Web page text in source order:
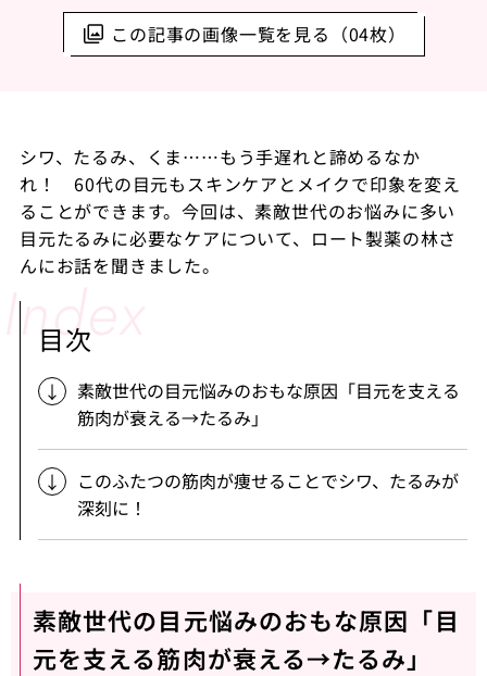
この記事の画像一覧を見る（04枚）
シワ、たるみ、くま……もう手遅れと諦めるなか
れ！ 60代の目元もスキンケアとメイクで印象を変え
ることができます。今回は、素敵世代のお悩みに多い
目元たるみに必要なケアについて、ロート製薬の林さ
んにお話を聞きました。
目次
素敵世代の目元悩みのおもな原因「目元を支える
筋肉が衰える→たるみ」
このふたつの筋肉が痩せることでシワ、たるみが
深刻に！
素敵世代の目元悩みのおもな原因「目
元を支える筋肉が衰える→たるみ」